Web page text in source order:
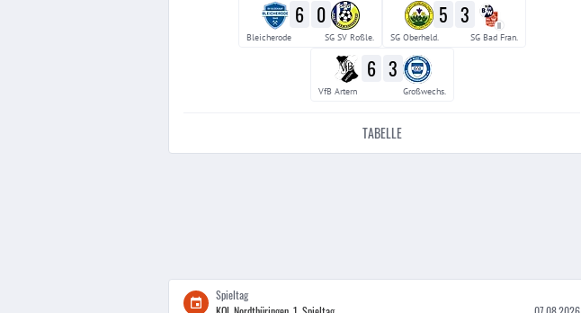
6 0
Bleicherode SG SV Roßle.
5 3 II
SG Oberheld. SG Bad Fran.
6 3
VfB Artern Großwechs.
TABELLE
Spieltag